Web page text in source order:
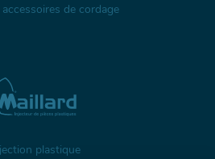
de cordage
plastique